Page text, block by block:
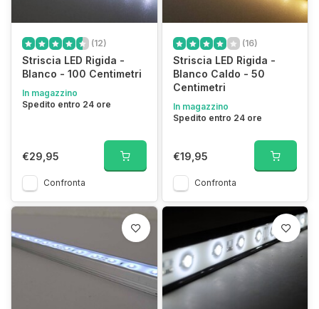
(12)
Striscia LED Rigida -
Blanco - 100 Centimetri
In magazzino
Spedito entro 24 ore
€29,95
Confronta
(16)
Striscia LED Rigida -
Blanco Caldo - 50
Centimetri
In magazzino
Spedito entro 24 ore
€19,95
Confronta